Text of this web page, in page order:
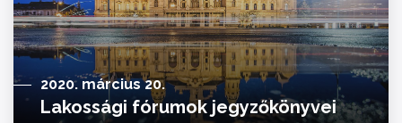
2020. március 20.
Lakossági fórumok jegyzőkönyvei